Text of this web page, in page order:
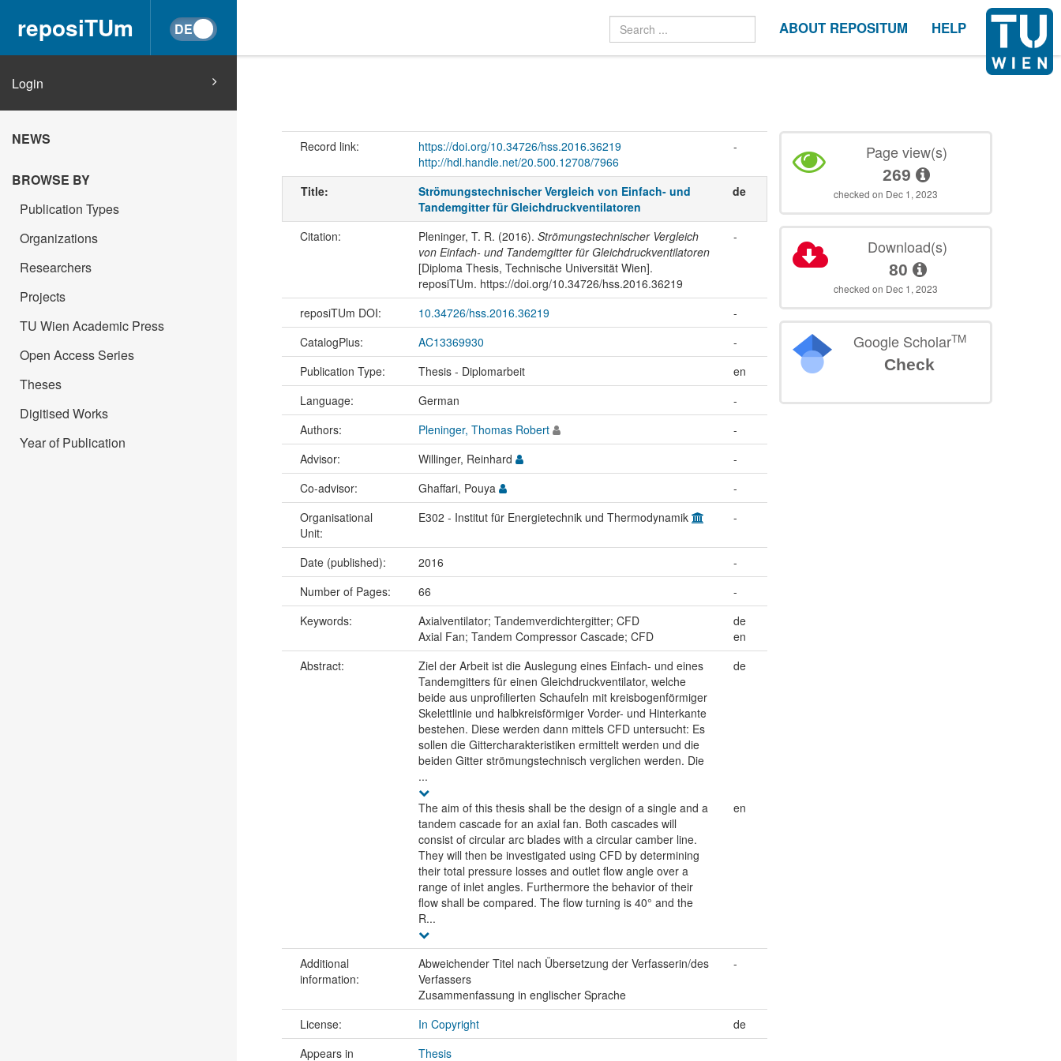
reposiTUm ABOUT REPOSITUM HELP
Login
NEWS
BROWSE BY
Publication Types
Organizations
Researchers
Projects
TU Wien Academic Press
Open Access Series
Theses
Digitised Works
Year of Publication
Record link:
https://doi.org/10.34726/hss.2016.36219
http://hdl.handle.net/20.500.12708/7966
-
Title:
Strömungstechnischer Vergleich von Einfach- und
Tandemgitter für Gleichdruckventilatoren
de
Citation: Pleninger, T. R. (2016). Strömungstechnischer Vergleich
von Einfach- und Tandemgitter für Gleichdruckventilatoren
[Diploma Thesis, Technische Universität Wien].
reposiTUm. https://doi.org/10.34726/hss.2016.36219
-
reposiTUm DOI: 10.34726/hss.2016.36219
-
CatalogPlus:
AC13369930
-
Publication Type:
Thesis - Diplomarbeit
en
Language:
German
-
Authors:
Pleninger, Thomas Robert
-
Advisor:
Willinger, Reinhard
-
Co-advisor:
Ghaffari, Pouya
-
Organisational
Unit:
E302 - Institut für Energietechnik und Thermodynamik -
Date (published): 2016
-
Number of Pages:
66
-
Keywords:
Axialventilator; Tandemverdichtergitter; CFD
de
Axial Fan; Tandem Compressor Cascade; CFD
en
Abstract:
Ziel der Arbeit ist die Auslegung eines Einfach- und eines
Tandemgitters für einen Gleichdruckventilator, welche
beide aus unprofilierten Schaufeln mit kreisbogenförmiger
Skelettlinie und halbkreisförmiger Vorder- und Hinterkante
bestehen. Diese werden dann mittels CFD untersucht: Es
sollen die Gittercharakteristiken ermittelt werden und die
beiden Gitter strömungstechnisch verglichen werden. Die
...
de
The aim of this thesis shall be the design of a single and a
tandem cascade for an axial fan. Both cascades will
consist of circular arc blades with a circular camber line.
They will then be investigated using CFD by determining
their total pressure losses and outlet flow angle over a
range of inlet angles. Furthermore the behavior of their
flow shall be compared. The flow turning is 40° and the
R...
en
Additional
information:
Abweichender Titel nach Übersetzung der Verfasserin/des
Verfassers
Zusammenfassung in englischer Sprache
-
License: In Copyright
de
Appears in
Thesis
Page view(s)
269
checked on Dec 1, 2023
Download(s)
80
checked on Dec 1, 2023
Google ScholarTM
Check